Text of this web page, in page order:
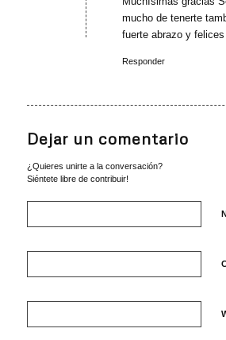
mucho de tenerte
fuerte abrazo y
Responder
Dejar un comentario
¿Quieres unirte a la conversación?
Siéntete libre de contribuir!